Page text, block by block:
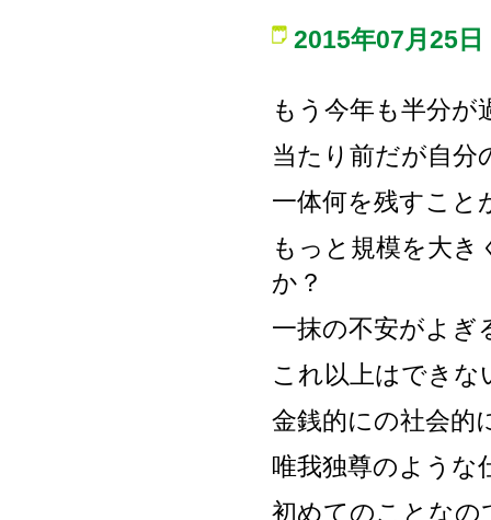
2015年07月25日
もう今年も半分が
当たり前だが自分
一体何を残すこと
もっと規模を大
か？
一抹の不安がよぎ
これ以上はでき
金銭的にの社会的
唯我独尊のような
初めてのことなの